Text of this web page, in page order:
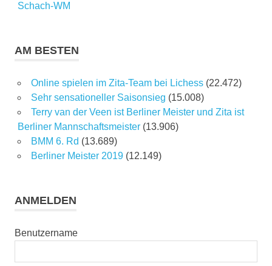
Schach-WM
AM BESTEN
Online spielen im Zita-Team bei Lichess (22.472)
Sehr sensationeller Saisonsieg (15.008)
Terry van der Veen ist Berliner Meister und Zita ist
Berliner Mannschaftsmeister (13.906)
BMM 6. Rd (13.689)
Berliner Meister 2019 (12.149)
ANMELDEN
Benutzername